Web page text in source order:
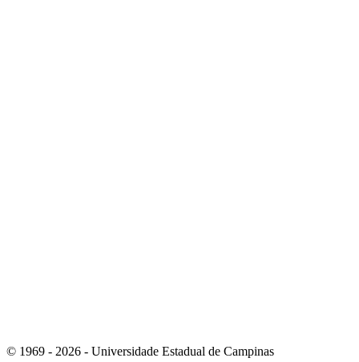
© 1969 - 2026 - Universidade Estadual de Campinas